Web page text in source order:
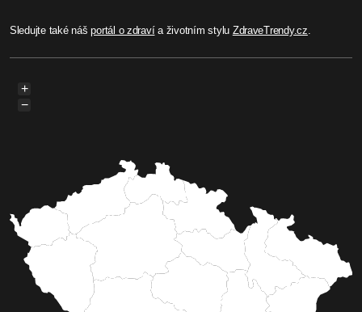
Sledujte také nášportál o zdravía životním stylu ZdraveTrendy.cz.
+
−